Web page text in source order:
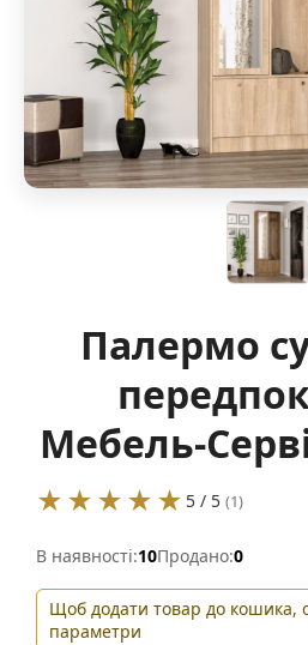
Палермо
Мебель-
★★★★★ 5 / 5 (1)
В наявності:10Продано:0
Щоб додати товар до кошика,
параметри